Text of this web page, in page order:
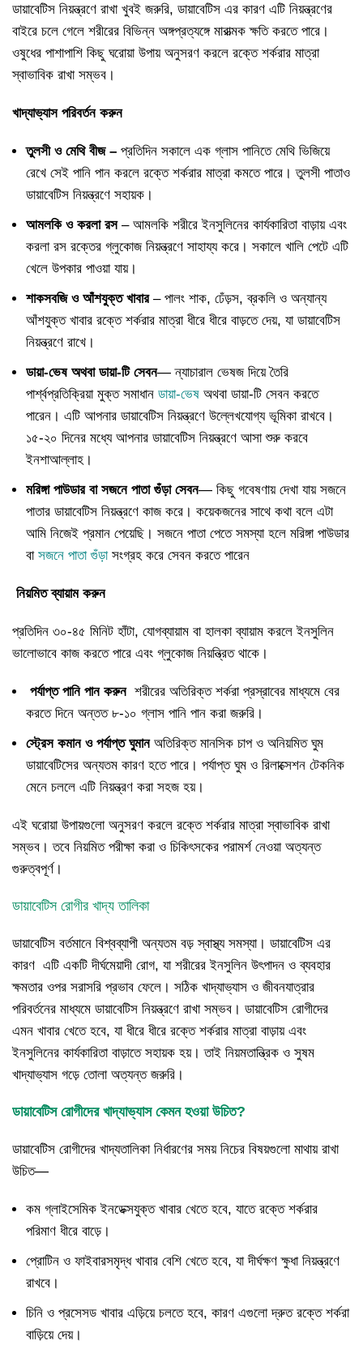
ডায়াবেটিস নিয়ন্ত্রণে রাখা খুবই জরুরি, ডায়াবেটিস এর কারণ এটি নিয়ন্ত্রণের
বাইরে চলে গেলে শরীরের বিভিন্ন অঙ্গপ্রত্যঙ্গে মারাত্মক ক্ষতি করতে পারে।
ওষুধের পাশাপাশি কিছু ঘরোয়া উপায় অনুসরণ করলে রক্তে শর্করার মাত্রা
স্বাভাবিক রাখা সম্ভব।
খাদ্যাভ্যাস পরিবর্তন করুন
তুলসী ও মেথি বীজ – প্রতিদিন সকালে এক গ্লাস পানিতে মেথি ভিজিয়ে
রেখে সেই পানি পান করলে রক্তে শর্করার মাত্রা কমতে পারে। তুলসী পাতাও
ডায়াবেটিস নিয়ন্ত্রণে সহায়ক।
আমলকি ও করলা রস– আমলকি শরীরে ইনসুলিনের কার্যকারিতা বাড়ায় এবং
করলা রস রক্তের গ্লুকোজ নিয়ন্ত্রণে সাহায্য করে। সকালে খালি পেটে এটি
খেলে উপকার পাওয়া যায়।
শাকসবজি ও আঁশযুক্ত খাবার– পালং শাক, ঢেঁড়স, ব্রকলি ও অন্যান্য
আঁশযুক্ত খাবার রক্তে শর্করার মাত্রা ধীরে ধীরে বাড়তে দেয়, যা ডায়াবেটিস
নিয়ন্ত্রণে রাখে।
ডায়া-ভেষ অথবা ডায়া-টি সেবন— ন্যাচারাল ভেষজ দিয়ে তৈরি
পার্শ্বপ্রতিক্রিয়া মুক্ত সমাধান ডায়া-ভেষ অথবা ডায়া-টি সেবন করতে
পারেন। এটি আপনার ডায়াবেটিস নিয়ন্ত্রণে উল্লেখযোগ্য ভূমিকা রাখবে।
১৫-২০ দিনের মধ্যে আপনার ডায়াবেটিস নিয়ন্ত্রণে আসা শুরু করবে
ইনশাআল্লাহ।
মরিঙ্গা পাউডার বা সজনে পাতা গুঁড়া সেবন— কিছু গবেষণায় দেখা যায় সজনে
পাতার ডায়াবেটিস নিয়ন্ত্রণে কাজ করে। কয়েকজনের সাথে কথা বলে এটা
আমি নিজেই প্রমান পেয়েছি। সজনে পাতা পেতে সমস্যা হলে মরিঙ্গা পাউডার
বা সজনে পাতা গুঁড়াসংগ্রহ করে সেবন করতে পারেন
নিয়মিত ব্যায়াম করুন
প্রতিদিন ৩০-৪৫ মিনিট হাঁটা, যোগব্যায়াম বা হালকা ব্যায়াম করলে ইনসুলিন
ভালোভাবে কাজ করতে পারে এবং গ্লুকোজ নিয়ন্ত্রিত থাকে।
পর্যাপ্ত পানি পান করুনশরীরের অতিরিক্ত শর্করা প্রস্রাবের মাধ্যমে বের
করতে দিনে অন্তত ৮-১০ গ্লাস পানি পান করা জরুরি।
স্ট্রেস কমান ও পর্যাপ্ত ঘুমানঅতিরিক্ত মানসিক চাপ ও অনিয়মিত ঘুম
ডায়াবেটিসের অন্যতম কারণ হতে পারে। পর্যাপ্ত ঘুম ও রিলাক্সেশন টেকনিক
মেনে চললে এটি নিয়ন্ত্রণ করা সহজ হয়।
এই ঘরোয়া উপায়গুলো অনুসরণ করলে রক্তে শর্করার মাত্রা স্বাভাবিক রাখা
সম্ভব। তবে নিয়মিত পরীক্ষা করা ও চিকিৎসকের পরামর্শ নেওয়া অত্যন্ত
গুরুত্বপূর্ণ।
ডায়াবেটিস রোগীর খাদ্য তালিকা
ডায়াবেটিস বর্তমানে বিশ্বব্যাপী অন্যতম বড় স্বাস্থ্য সমস্যা। ডায়াবেটিস এর
কারণ এটি একটি দীর্ঘমেয়াদী রোগ, যা শরীরের ইনসুলিন উৎপাদন ও ব্যবহার
ক্ষমতার ওপর সরাসরি প্রভাব ফেলে। সঠিক খাদ্যাভ্যাস ও জীবনযাত্রার
পরিবর্তনের মাধ্যমে ডায়াবেটিস নিয়ন্ত্রণে রাখা সম্ভব। ডায়াবেটিস রোগীদের
এমন খাবার খেতে হবে, যা ধীরে ধীরে রক্তে শর্করার মাত্রা বাড়ায় এবং
ইনসুলিনের কার্যকারিতা বাড়াতে সহায়ক হয়। তাই নিয়মতান্ত্রিক ও সুষম
খাদ্যাভ্যাস গড়ে তোলা অত্যন্ত জরুরি।
ডায়াবেটিস রোগীদের খাদ্যাভ্যাস কেমন হওয়া উচিত?
ডায়াবেটিস রোগীদের খাদ্যতালিকা নির্ধারণের সময় নিচের বিষয়গুলো মাথায় রাখা
উচিত—
কম গ্লাইসেমিক ইনডেক্সযুক্ত খাবার খেতে হবে, যাতে রক্তে শর্করার
পরিমাণ ধীরে বাড়ে।
প্রোটিন ও ফাইবারসমৃদ্ধ খাবার বেশি খেতে হবে, যা দীর্ঘক্ষণ ক্ষুধা নিয়ন্ত্রণে
রাখবে।
চিনি ও প্রসেসড খাবার এড়িয়ে চলতে হবে, কারণ এগুলো দ্রুত রক্তে শর্করা
বাড়িয়ে দেয়।